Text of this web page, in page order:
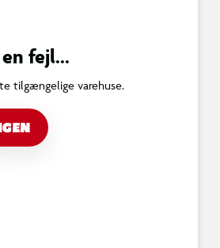
fejl...
tilgængelige varehuse.